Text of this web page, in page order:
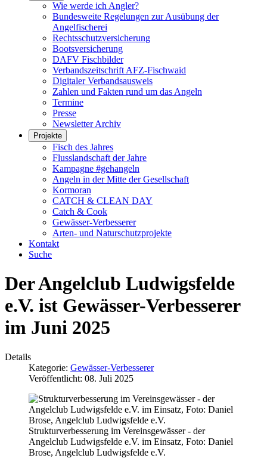
Wie werde ich Angler?
Bundesweite Regelungen zur Ausübung der
Angelfischerei
Rechtsschutzversicherung
Bootsversicherung
DAFV Fischbilder
Verbandszeitschrift AFZ-Fischwaid
Digitaler Verbandsausweis
Zahlen und Fakten rund um das Angeln
Termine
Presse
Newsletter Archiv
Projekte
Fisch des Jahres
Flusslandschaft der Jahre
Kampagne #gehangeln
Angeln in der Mitte der Gesellschaft
Kormoran
CATCH & CLEAN DAY
Catch & Cook
Gewässer-Verbesserer
Arten- und Naturschutzprojekte
Kontakt
Suche
Der Angelclub Ludwigsfelde
e.V. ist Gewässer-Verbesserer
im Juni 2025
Details
Kategorie: Gewässer-Verbesserer
Veröffentlicht: 08. Juli 2025
Strukturverbesserung im Vereinsgewässer - der
Angelclub Ludwigsfelde e.V. im Einsatz, Foto: Daniel
Brose, Angelclub Ludwigsfelde e.V.